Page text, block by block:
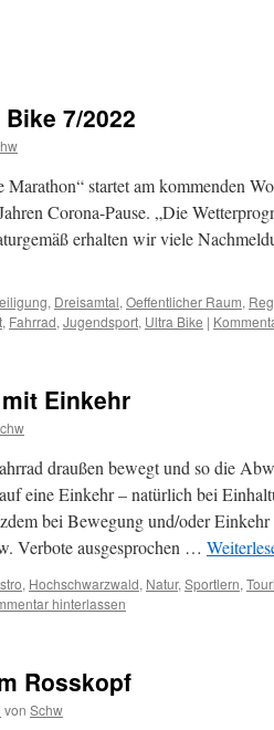
7/2022
startet am kommenden
Corona-Pause. „Die
erhalten wir viele
, Dreisamtal, Oeffentlicher Raum,
, Fahrrad, Jugendsport, Ultra Bike |
Einkehr
draußen bewegt und so die
eine Einkehr – natürlich bei
bei Bewegung und/oder
Verbote ausgesprochen …
, Hochschwarzwald, Natur, Sportlern,
hinterlassen
Rosskopf
von Schw